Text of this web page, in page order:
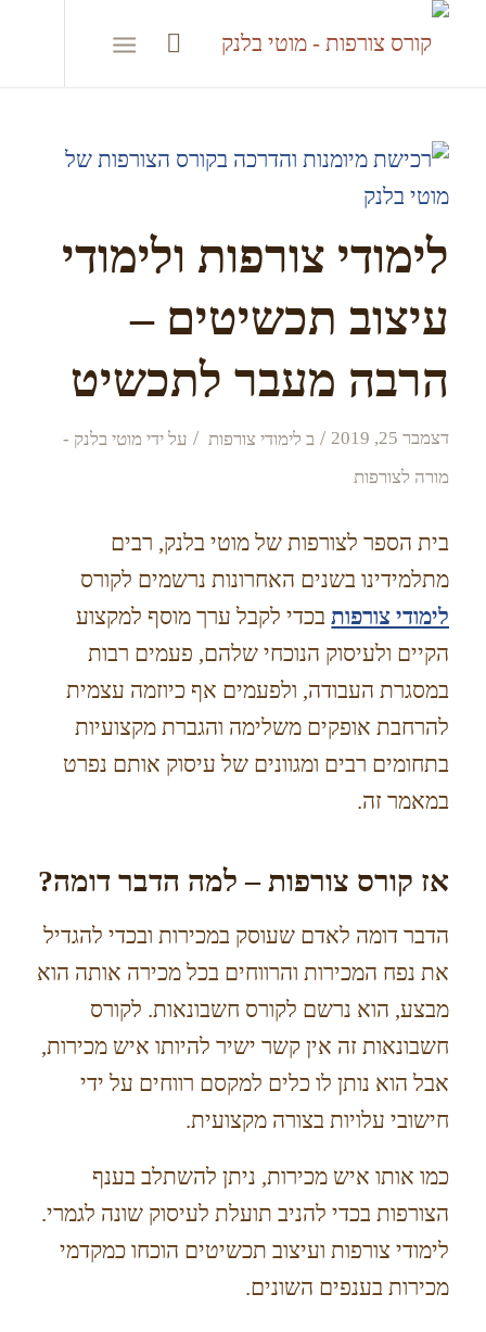
לימודי צורפות ולימודי
עיצוב תכשיטים –
הרבה מעבר לתכשיט
דצמבר 25, 2019 / ב לימודי צורפות / על ידי מוטי בלנק -
מורה לצורפות
בית הספר לצורפות של מוטי בלנק, רבים
מתלמידינו בשנים האחרונות נרשמים לקורס
לימודי צורפותבכדי לקבל ערך מוסף למקצוע
הקיים ולעיסוק הנוכחי שלהם, פעמים רבות
במסגרת העבודה, ולפעמים אף כיוזמה עצמית
להרחבת אופקים משלימה והגברת מקצועיות
בתחומים רבים ומגוונים של עיסוק אותם נפרט
במאמר זה.
אז קורס צורפות – למה הדבר דומה?
הדבר דומה לאדם שעוסק במכירות ובכדי להגדיל
את נפח המכירות והרווחים בכל מכירה אותה הוא
מבצע, הוא נרשם לקורס חשבונאות. לקורס
חשבונאות זה אין קשר ישיר להיותו איש מכירות,
אבל הוא נותן לו כלים למקסם רווחים על ידי
חישובי עלויות בצורה מקצועית.
כמו אותו איש מכירות, ניתן להשתלב בענף
הצורפות בכדי להניב תועלת לעיסוק שונה לגמרי.
לימודי צורפות ועיצוב תכשיטים הוכחו כמקדמי
מכירות בענפים השונים.